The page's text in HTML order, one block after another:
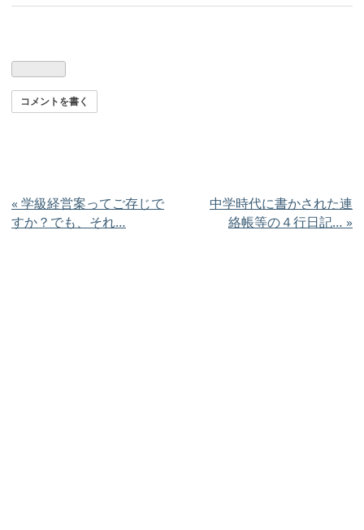
コメントを書く
« 学級経営案ってご存じで
すか？でも、それ…
中学時代に書かされた連
絡帳等の４行日記… »